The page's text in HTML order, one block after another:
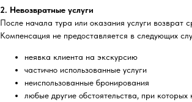
2. Невозвратные услуги
После начала тура или оказания услуги возврат
Компенсация не предоставляется в следующих
неявка клиента на экскурсию
частично использованные услуги
неиспользованные бронирования
любые другие обстоятельства, при которых